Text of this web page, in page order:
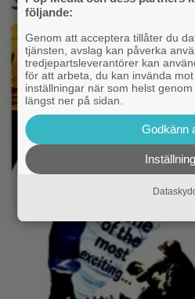
följande:
Genom att acceptera tillåter du
tjänsten, avslag kan påverka
tredjepartsleverantörer kan
för att arbeta, du kan invända
inställningar när som helst
längst ner på sidan.
Godkänn